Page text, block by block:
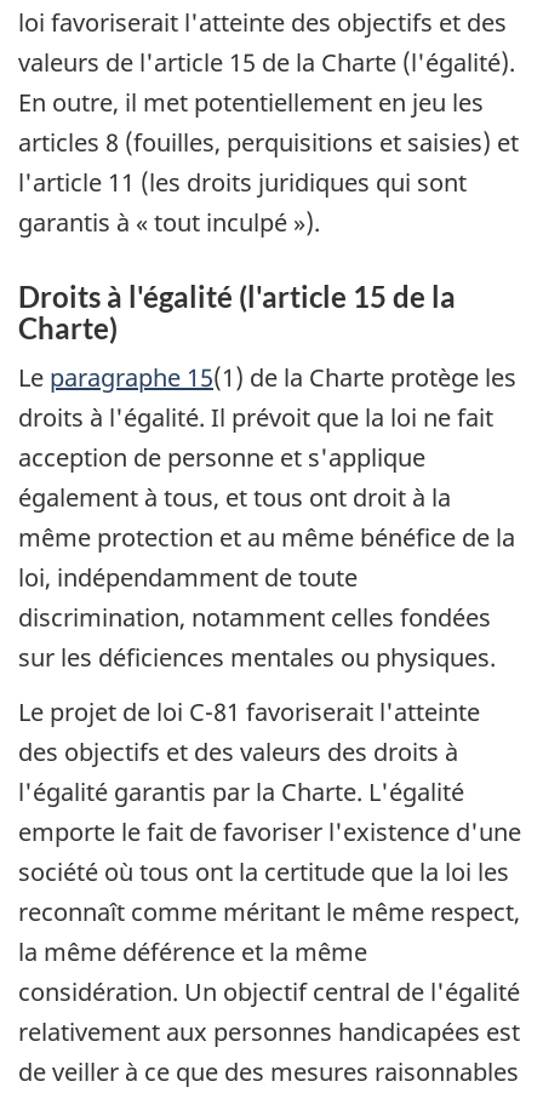
loi favoriserait l'atteinte des objectifs et des
valeurs de l'article 15 de la Charte (l'égalité).
En outre, il met potentiellement en jeu les
articles 8 (fouilles, perquisitions et saisies) et
l'article 11 (les droits juridiques qui sont
garantis à « tout inculpé »).
Droits à l'égalité (l'article 15 de la
Charte)
Le paragraphe 15(1) de la Charte protège les
droits à l'égalité. Il prévoit que la loi ne fait
acception de personne et s'applique
également à tous, et tous ont droit à la
même protection et au même bénéfice de la
loi, indépendamment de toute
discrimination, notamment celles fondées
sur les déficiences mentales ou physiques.
Le projet de loi C-81 favoriserait l'atteinte
des objectifs et des valeurs des droits à
l'égalité garantis par la Charte. L'égalité
emporte le fait de favoriser l'existence d'une
société où tous ont la certitude que la loi les
reconnaît comme méritant le même respect,
la même déférence et la même
considération. Un objectif central de l'égalité
relativement aux personnes handicapées est
de veiller à ce que des mesures raisonnables